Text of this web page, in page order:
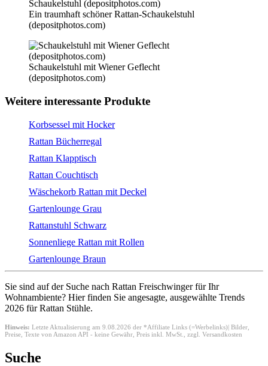
Ein traumhaft schöner Rattan-Schaukelstuhl
(depositphotos.com)
Schaukelstuhl mit Wiener Geflecht
(depositphotos.com)
Weitere interessante Produkte
Korbsessel mit Hocker
Rattan Bücherregal
Rattan Klapptisch
Rattan Couchtisch
Wäschekorb Rattan mit Deckel
Gartenlounge Grau
Rattanstuhl Schwarz
Sonnenliege Rattan mit Rollen
Gartenlounge Braun
Sie sind auf der Suche nach Rattan Freischwinger für Ihr
Wohnambiente? Hier finden Sie angesagte, ausgewählte Trends
2026 für Rattan Stühle.
Hinweis: Letzte Aktualisierung am 9.08.2026 der *Affiliate Links (=Werbelinks)| Bilder,
Preise, Texte von Amazon API - keine Gewähr, Preis inkl. MwSt., zzgl. Versandkosten
Suche